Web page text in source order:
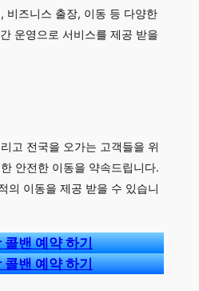
비즈니스 출장, 이동 등 다양한
운영으로 서비스를 제공 받을
고 전국을 오가는 고객들을 위
안전한 이동을 약속드립니다.
의 이동을 제공 받을 수 있습니
콜밴 예약 하기
콜밴 예약 하기